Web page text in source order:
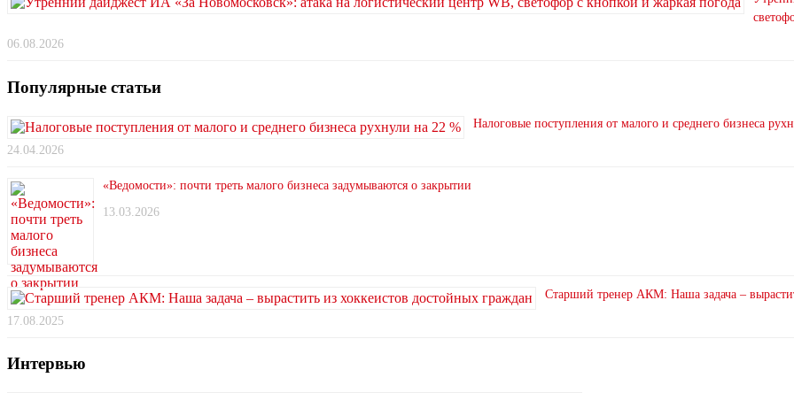
06.08.2026
Популярные статьи
Налоговые поступления от малого и среднего бизнеса
24.04.2026
«Ведомости»: почти треть малого бизнеса задумываются о закрытии
13.03.2026
Старший тренер АКМ: Наша задача –
17.08.2025
Интервью